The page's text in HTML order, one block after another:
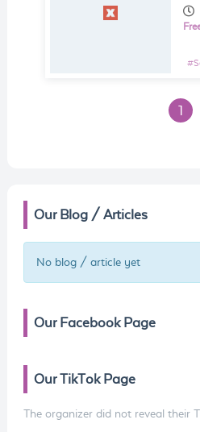
#
1
Our Blog / Articles
No blog / article yet
Our Facebook Page
Our TikTok Page
The organizer did not reveal their